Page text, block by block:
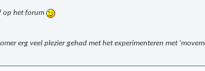
op het forum
erg veel plezier gehad met het experimenteren met